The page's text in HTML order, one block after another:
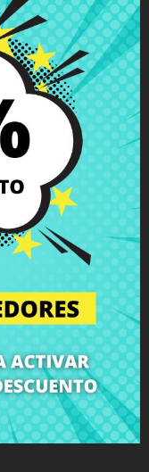
15-n012
n012 15-024 15-
- PRODUCTO
nuestro servicio de